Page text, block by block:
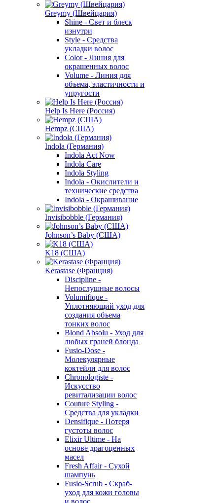
Greymy (Швейцария)
Shine - Свет и блеск
изнутри
Style - Средства
укладки волос
Color - Линия для
окрашенных волос
Volume - Линия для
объема, эластичности и
упругости
Help Is Here (Россия)
Hempz (США)
Indola (Германия)
Indola Act Now
Indola Care
Indola Styling
Indola - Окислители и
технические средства
Indola - Окрашивание
Invisibobble (Германия)
Johnson’s Baby (США)
K18 (США)
Kerastase (Франция)
Discipline -
Непослушные волосы
Volumifique -
Уплотняющий уход для
создания объема
тонких волос
Blond Absolu - Уход для
любых граней блонда
Fusio-Dose -
Молекулярные
коктейли для волос
Chronologiste -
Искусство
ревитализации волос
Couture Styling -
Средства для укладки
Densifique - Потеря
густоты волос
Elixir Ultime - На
основе драгоценных
масел
Fresh Affair - Сухой
шампунь
Fusio-Scrub - Скраб-
уход для кожи головы
и волос